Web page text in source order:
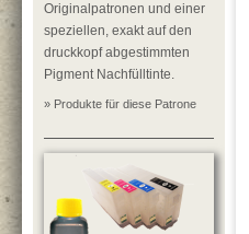
Originalpatronen und einer
speziellen, exakt auf den
druckkopf abgestimmten
Pigment Nachfülltinte.
» Produkte für diese Patrone